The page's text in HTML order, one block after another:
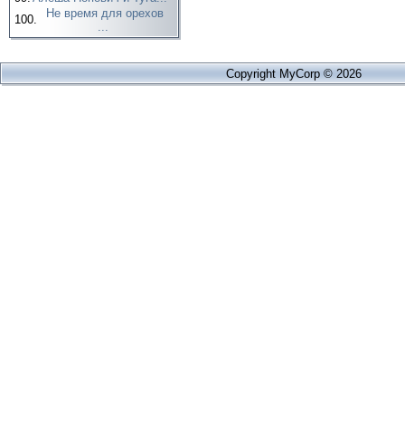
100.
Не время для орехов
...
Copyright MyCorp © 2026